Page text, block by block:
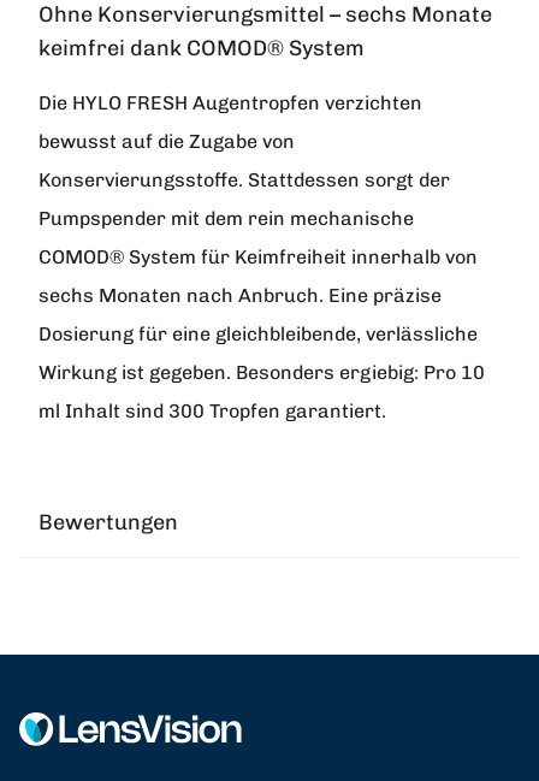
Ohne Konservierungsmittel – sechs Monate
keimfrei dank COMOD® System
Die HYLO FRESH Augentropfen verzichten
bewusst auf die Zugabe von
Konservierungsstoffe. Stattdessen sorgt der
Pumpspender mit dem rein mechanische
COMOD® System für Keimfreiheit innerhalb von
sechs Monaten nach Anbruch. Eine präzise
Dosierung für eine gleichbleibende, verlässliche
Wirkung ist gegeben. Besonders ergiebig: Pro 10
ml Inhalt sind 300 Tropfen garantiert.
Bewertungen